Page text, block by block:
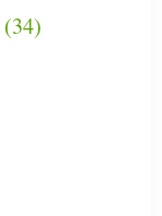
(34)